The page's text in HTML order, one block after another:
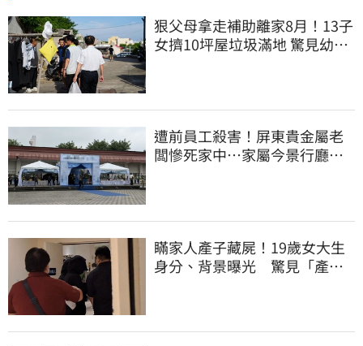
狠父母拿走補助離家8月！13子
女擠10坪屋垃圾滿地 驚見幼童
遭前員工殺害！屏東貴金屬老
闆慘死家中…家屬今景行廳低
瞞家人產子藏屍！19歲女大生
身分、背景曝光 驚見「產檢